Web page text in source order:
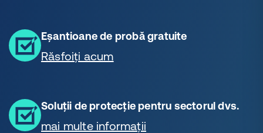
Eșantioane de probă gratuite
Răsfoiți acum
Soluții de protecție pentru sectorul dvs.
mai multe informații